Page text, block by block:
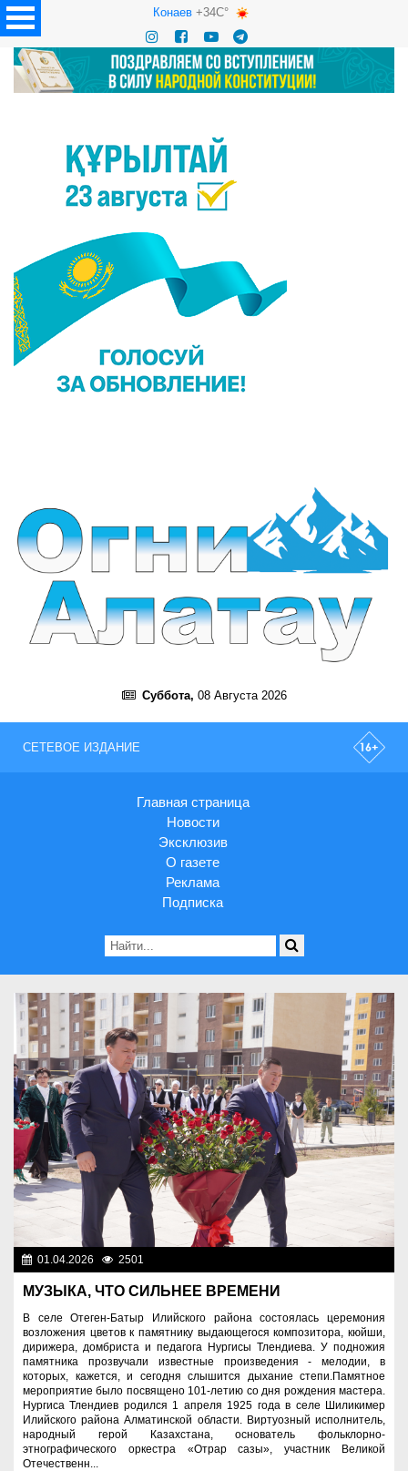
Конаев+34C°
Суббота, 08 Августа 2026
СЕТЕВОЕ ИЗДАНИЕ
Главная страница
Новости
Эксклюзив
О газете
Реклама
Подписка
01.04.2026 2501
МУЗЫКА, ЧТО СИЛЬНЕЕ ВРЕМЕНИ
В селе Отеген-Батыр Илийского района состоялась церемония
возложения цветов к памятнику выдающегося композитора, кюйши,
дирижера, домбриста и педагога Нургисы Тлендиева. У подножия
памятника прозвучали известные произведения - мелодии, в
которых, кажется, и сегодня слышится дыхание степи.Памятное
мероприятие было посвящено 101-летию со дня рождения мастера.
Нургиса Тлендиев родился 1 апреля 1925 года в селе Шиликимер
Илийского района Алматинской области. Виртуозный исполнитель,
народный герой Казахстана, основатель фольклорно-
этнографического оркестра «Отрар сазы», участник Великой
Отечественн...